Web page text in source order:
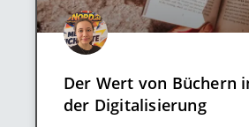
Der Wert von Büchern
der Digitalisierung